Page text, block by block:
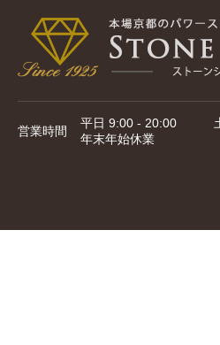
営業時間
平日 9:00 - 20:00 土
年末年始休業